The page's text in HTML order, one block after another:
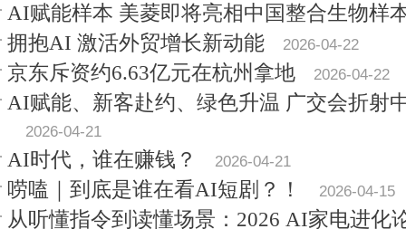
AI赋能样本 美菱即将亮相中国整合生物样
拥抱AI 激活外贸增长新动能
2026-04-22
京东斥资约6.63亿元在杭州拿地 2026-04-22
AI赋能、新客赴约、绿色升温 广交会折射
2026-04-21
AI时代，谁在赚钱？ 2026-04-21
唠嗑｜到底是谁在看AI短剧？！ 2026-04-15
从听懂指令到读懂场景：2026 AI家电进化